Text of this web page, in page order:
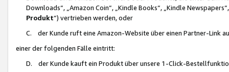
Downloads“, „Amazon Coin“, „Kindle Books“, „Kindle
Produkt“) vertrieben werden, oder
C. der Kunde ruft eine Amazon-Website über einen Partner-Link
einer der folgenden Fälle eintritt:
D. der Kunde kauft ein Produkt über unsere 1-Click-